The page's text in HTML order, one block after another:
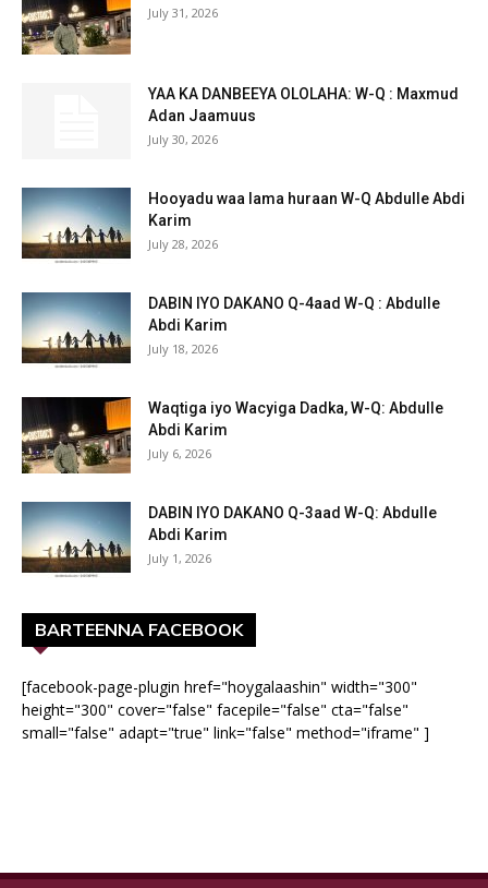
July 31, 2026
YAA KA DANBEEYA OLOLAHA: W-Q : Maxmud
Adan Jaamuus
July 30, 2026
Hooyadu waa lama huraan W-Q Abdulle Abdi
Karim
July 28, 2026
DABIN IYO DAKANO Q-4aad W-Q : Abdulle
Abdi Karim
July 18, 2026
Waqtiga iyo Wacyiga Dadka, W-Q: Abdulle
Abdi Karim
July 6, 2026
DABIN IYO DAKANO Q-3aad W-Q: Abdulle
Abdi Karim
July 1, 2026
BARTEENNA FACEBOOK
[facebook-page-plugin href="hoygalaashin" width="300"
height="300" cover="false" facepile="false" cta="false"
small="false" adapt="true" link="false" method="iframe" ]